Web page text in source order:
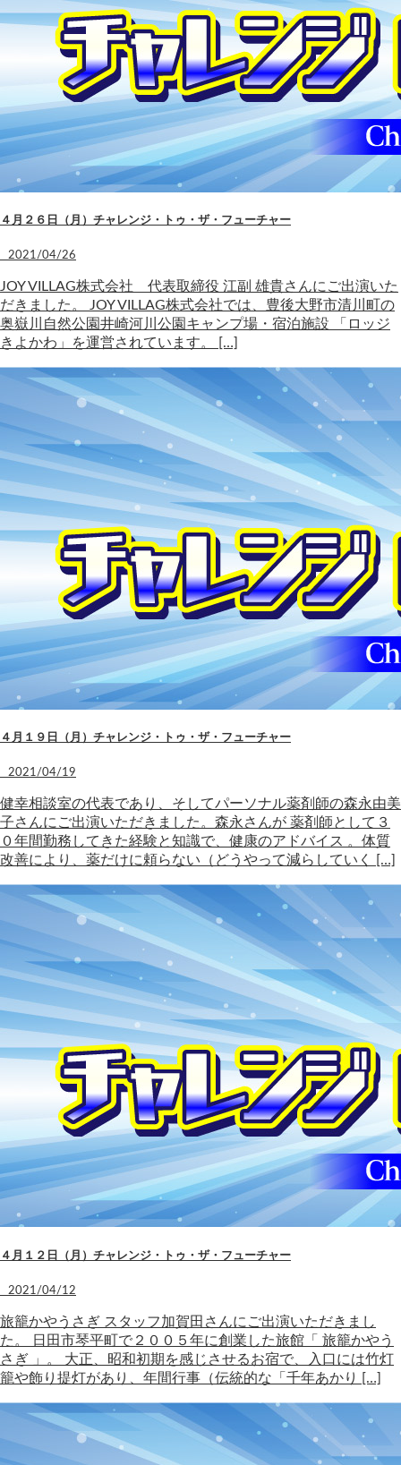
４月２６日（月）チャレンジ・トゥ・ザ・フューチャー
2021/04/26
JOY VILLAG株式会社 代表取締役 江副 雄貴さんにご出演いた
だきました。 JOY VILLAG株式会社では、豊後大野市清川町の
奥嶽川自然公園井崎河川公園キャンプ場・宿泊施設 「ロッジ
きよかわ」を運営されています。 […]
４月１９日（月）チャレンジ・トゥ・ザ・フューチャー
2021/04/19
健幸相談室の代表であり、そしてパーソナル薬剤師の森永由美
子さんにご出演いただきました。森永さんが 薬剤師として３
０年間勤務してきた経験と知識で、健康のアドバイス 。体質
改善により、薬だけに頼らない（どうやって減らしていく […]
４月１２日（月）チャレンジ・トゥ・ザ・フューチャー
2021/04/12
旅籠かやうさぎ スタッフ加賀田さんにご出演いただきまし
た。 日田市琴平町で２００５年に創業した旅館「 旅籠かやう
さぎ 」。 大正、昭和初期を感じさせるお宿で、入口には竹灯
籠や飾り提灯があり、年間行事（伝統的な「千年あかり […]